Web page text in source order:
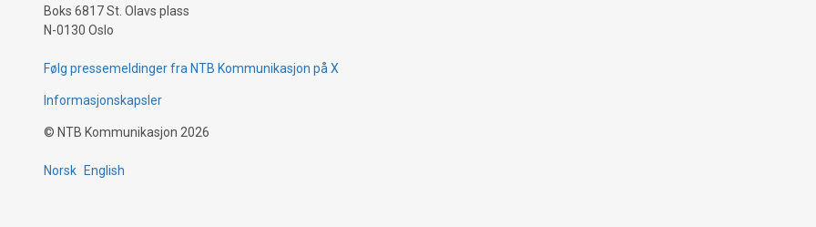
Boks 6817 St. Olavs plass
N-0130 Oslo
Følg pressemeldinger fra NTB Kommunikasjon på X
Informasjonskapsler
© NTB Kommunikasjon 2026
Norsk English